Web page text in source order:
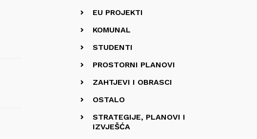
EU PROJEKTI
KOMUNAL
STUDENTI
PROSTORNI PLANOVI
ZAHTJEVI I OBRASCI
OSTALO
STRATEGIJE, PLANOVI I
IZVJEŠĆA